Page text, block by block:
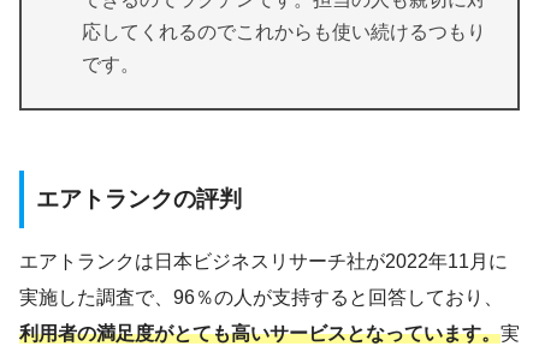
応してくれるのでこれからも使い続けるつもり
です。
エアトランクの評判
エアトランクは日本ビジネスリサーチ社が2022年11月に
実施した調査で、96％の人が支持すると回答しており、
利用者の満足度がとても高いサービスとなっています。実